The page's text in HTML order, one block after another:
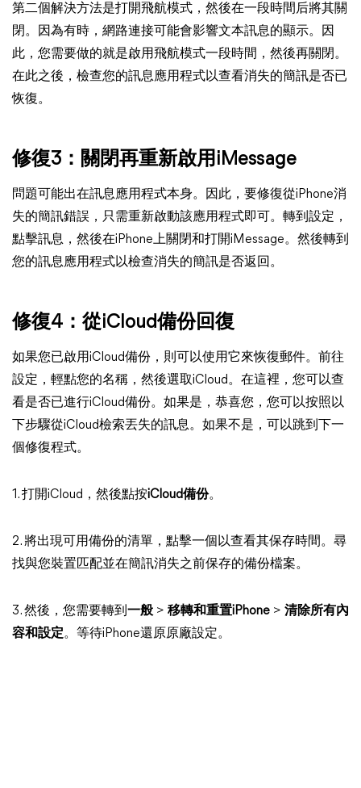
第二個解決方法是打開飛航模式，然後在一段時間后將其關
閉。因為有時，網路連接可能會影響文本訊息的顯示。因
此，您需要做的就是啟用飛航模式一段時間，然後再關閉。
在此之後，檢查您的訊息應用程式以查看消失的簡訊是否已
恢復。
修復3：關閉再重新啟用iMessage
問題可能出在訊息應用程式本身。因此，要修復從iPhone消
失的簡訊錯誤，只需重新啟動該應用程式即可。轉到設定，
點擊訊息，然後在iPhone上關閉和打開iMessage。然後轉到
您的訊息應用程式以檢查消失的簡訊是否返回。
修復4：從iCloud備份回復
如果您已啟用iCloud備份，則可以使用它來恢復郵件。前往
設定，輕點您的名稱，然後選取iCloud。在這裡，您可以查
看是否已進行iCloud備份。如果是，恭喜您，您可以按照以
下步驟從iCloud檢索丟失的訊息。如果不是，可以跳到下一
個修復程式。
1. 打開iCloud，然後點按iCloud備份。
2. 將出現可用備份的清單，點擊一個以查看其保存時間。尋
找與您裝置匹配並在簡訊消失之前保存的備份檔案。
3. 然後，您需要轉到 一般 > 移轉和重置iPhone > 清除所有內
容和設定。等待iPhone還原原廠設定。